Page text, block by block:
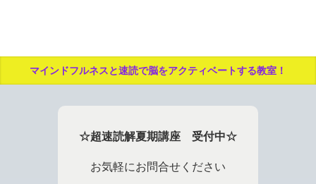
マインドフルネスと速読で脳をアクティベートする教室！
☆超速読解夏期講座 受付中☆
お気軽にお問合せください